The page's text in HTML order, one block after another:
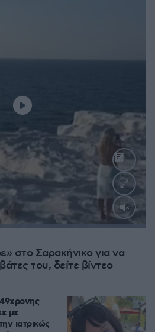
Loaded
στο Σαρακήνικο για να
του, δείτε βίντεο
με
ιατρικώς